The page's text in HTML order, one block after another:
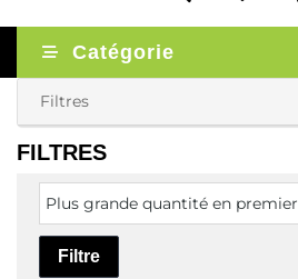
Catégorie
Filtres
FILTRES
Plus grande quantité en premier
Filtre